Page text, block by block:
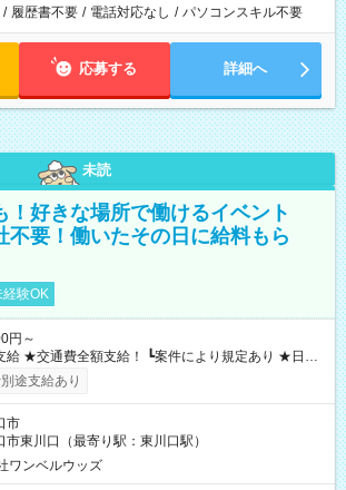
/ 履歴書不要 / 電話対応なし / パソコンスキル不要
応募する 詳細へ
未読
！好きな場所で働けるイベント
要！働いたその日に給料もら
経験OK
円～
定あり ★日払
規定あり） ┗働いたその日に現金GET♪ お仕事後はコ
ら 日払い分を引き落とせます！ 【試用期間】試
途支給あり
市
市東川口（最寄り駅：東川口駅）
ワンベルウッズ